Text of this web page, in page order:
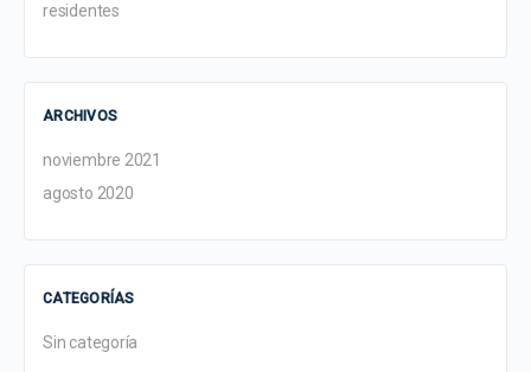
residentes
ARCHIVOS
noviembre 2021
agosto 2020
CATEGORÍAS
Sin categoría